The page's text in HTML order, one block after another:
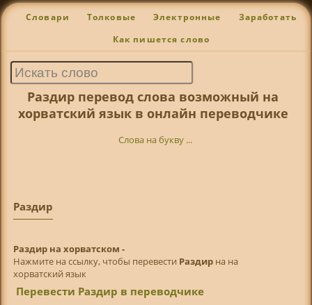
Словари Толковые Электронные Заработать
Как пишется слово
Раздир перевод слова возможный на
хорватский язык в онлайн переводчике
Слова на букву ...
Раздир
Раздир на хорватском -
Нажмите на ссылку, чтобы перевести Раздирна на
хорватский язык
Перевести Раздир в переводчике